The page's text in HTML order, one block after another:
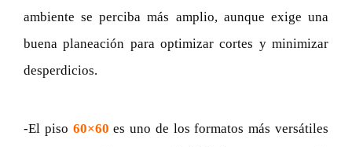
ambiente se perciba más amplio, aunque exige una
buena planeación para optimizar cortes y minimizar
desperdicios.
-El piso 60×60 es uno de los formatos más versátiles